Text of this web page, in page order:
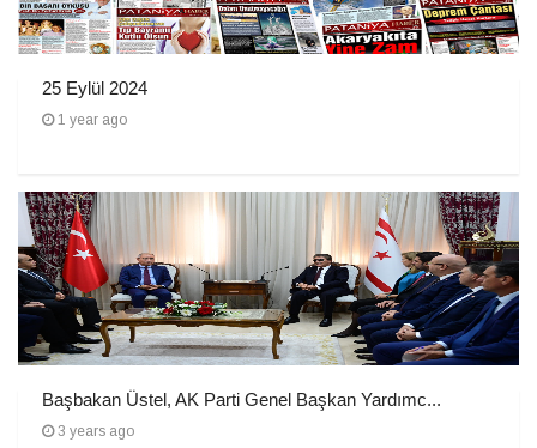
25 Eylül 2024
1 year ago
Başbakan Üstel, AK Parti Genel Başkan Yardımc...
3 years ago